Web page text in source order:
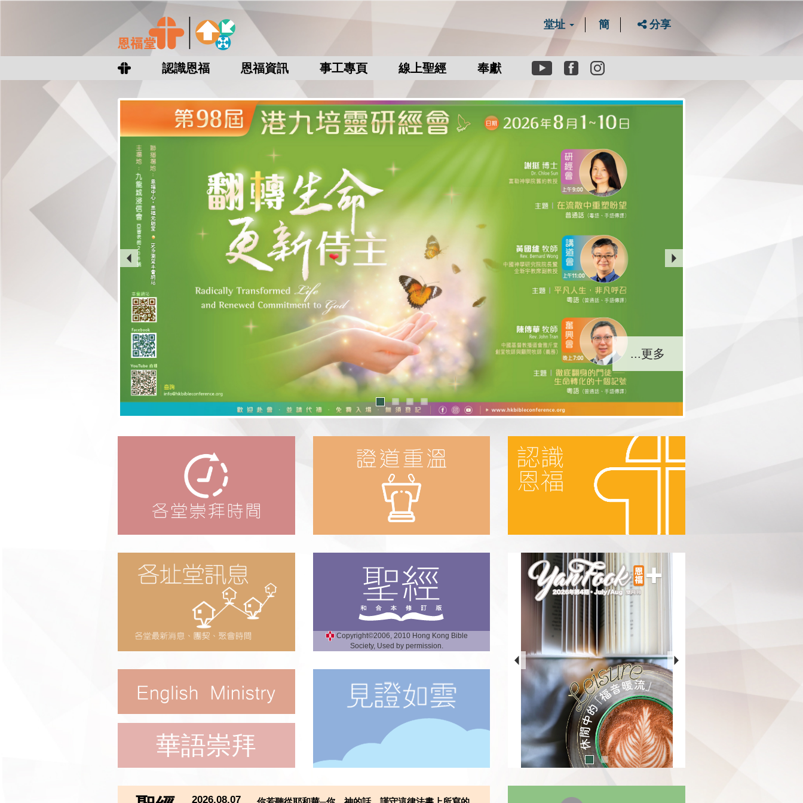
堂址 簡 分享
認識恩福 恩福資訊 事工專頁 線上聖經 奉獻
YoutubeFacebook
...更多
...更多
華語崇拜
Copyright©2006, 2010 Hong Kong Bible
Society, Used by permission.
2026.08.07